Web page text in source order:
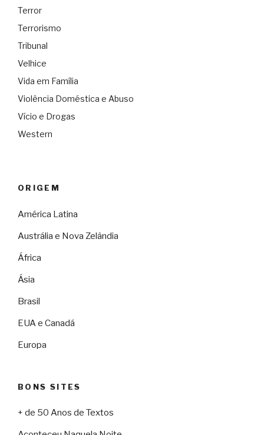
Terror
Terrorismo
Tribunal
Velhice
Vida em Família
Violência Doméstica e Abuso
Vício e Drogas
Western
ORIGEM
América Latina
Austrália e Nova Zelândia
África
Ásia
Brasil
EUA e Canadá
Europa
BONS SITES
+ de 50 Anos de Textos